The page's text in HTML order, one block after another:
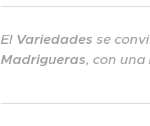
El Variedades se
Madrigueras, con una